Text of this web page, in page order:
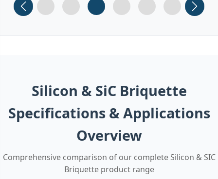
Slide 1 Slide 2 Slide 3 Slide 4 (current)
Slide 5 Slide 6
Silicon & SiC Briquette
Specifications & Applications
Overview
Comprehensive comparison of our complete Silicon & SIC
Briquette product range